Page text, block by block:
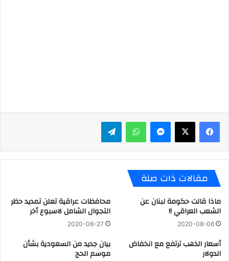
ماسنجر واتساب تيلقرام
مقالات ذات صلة
ماذا قالت حكومة لبنان عن
الشعب العراقي !!
2020-08-06
محافظات عراقية تعلن تمديد حظر
التجوال الشامل لاسبوع أخر
2020-06-27
أسعار الذهب ترتفع مع انخفاض
الدولار
بيان جديد من السعودية بشأن
موسم الحج